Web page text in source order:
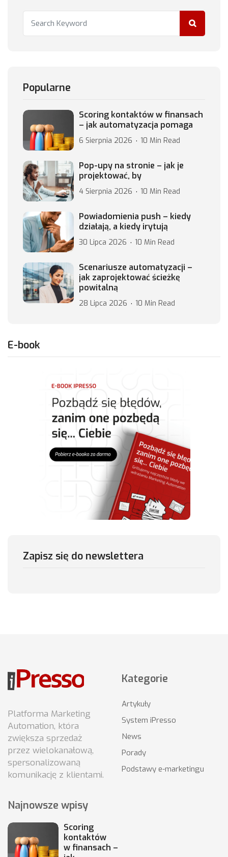
Popularne
Scoring kontaktów w finansach
– jak automatyzacja pomaga
6 Sierpnia 2026 10 Min Read
Pop-upy na stronie – jak je
projektować, by
4 Sierpnia 2026 10 Min Read
Powiadomienia push – kiedy
działają, a kiedy irytują
30 Lipca 2026 10 Min Read
Scenariusze automatyzacji –
jak zaprojektować ścieżkę
powitalną
28 Lipca 2026 10 Min Read
E-book
Zapisz się do newslettera
Platforma Marketing
Automation, która
zwiększa sprzedaż
przez wielokanałową,
spersonalizowaną
komunikację z klientami.
Kategorie
Artykuły
System iPresso
News
Porady
Podstawy e-marketingu
Najnowsze wpisy
Scoring
kontaktów
w finansach –